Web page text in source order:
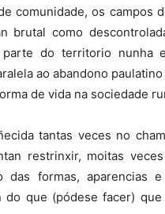
comunidade, os campos
brutal como
do territorio nunha
ao abandono
de vida na sociedade
tantas veces no
restrinxir, moitas
das formas, aparencias
que (pódese facer)